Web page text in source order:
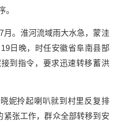
。
月。淮河流域雨大水急，蒙洼
日晚，时任安徽省阜南县郜
到指令，要求迅速转移蓄洪
妮拎起喇叭就到村里反复排
张工作，群众全部转移到安